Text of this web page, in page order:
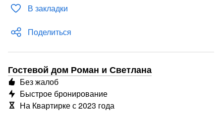
В закладки
Поделиться
Гостевой дом Роман и Светлана
Без жалоб
Быстрое бронирование
На Квартирке с 2023 года